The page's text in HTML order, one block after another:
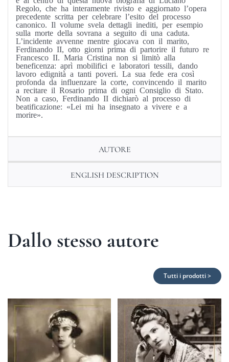
Regolo, che ha interamente rivisto e aggiornato l’opera
precedente scritta per celebrare l’esito del processo
canonico. Il volume svela dettagli inediti, per esempio
sulla morte della sovrana a seguito di una caduta.
L’incidente avvenne mentre giocava con il marito,
Ferdinando II, otto giorni prima di partorire il futuro re
Francesco II. Maria Cristina non si limitò alla
beneficenza: aprì mobilifici e laboratori tessili, dando
lavoro edignità a tanti poveri. La sua fede era così
profonda da influenzare la corte, convincendo il marito
a recitare il Rosario prima di ogni Consiglio di Stato.
Non a caso, Ferdinando II dichiarò al processo di
beatificazione: «Lei mi ha insegnato a vivere e a
morire».
AUTORE
ENGLISH DESCRIPTION
Dallo stesso autore
Tutti i prodotti >